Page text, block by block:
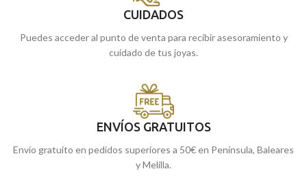
CUIDADOS
Puedes acceder al punto de venta para recibir asesoramiento y
cuidado de tus joyas.
ENVÍOS GRATUITOS
Envío gratuito en pedidos superiores a 50€ en Península, Baleares
y Melilla.